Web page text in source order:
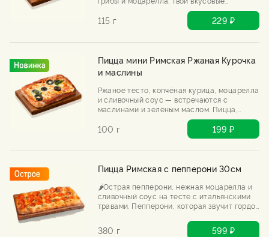
рецепторы будут в замешательстве. Им
понравится.
115 г 229 ₽
Пицца мини Римская Ржаная Курочка
и маслины
Ржаное тесто, копчёная курица, моцарелла
и сливочный соус — встречаются с
маслинами и зелёным маслом. Пицца,
которая звучит странно, а на деле —
гениально. Попробуй, не пожалеешь.
100 г 199 ₽
Пицца Римская с пепперони 30см
🌶️Острая пепперони, нежная моцарелла и
сливочный соус на тесте с итальянскими
травами. Пепперони, которая звучит гордо
380 г 599 ₽